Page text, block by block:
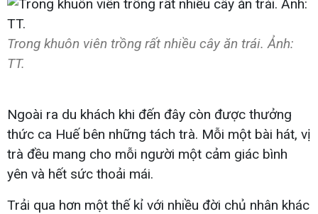
Trong khuôn viên trồng rất nhiều cây ăn trái. Ảnh:
TT.
Ngoài ra du khách khi đến đây còn được thưởng
thức ca Huế bên những tách trà. Mỗi một bài hát, vị
trà đều mang cho mỗi người một cảm giác bình
yên và hết sức thoải mái.
Trải qua hơn một thế kỉ với nhiều đời chủ nhân khác